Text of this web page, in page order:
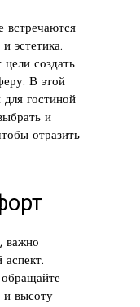
встречаются
эстетика.
создать
В этой
гостиной
и
отразить
важно
и высоту